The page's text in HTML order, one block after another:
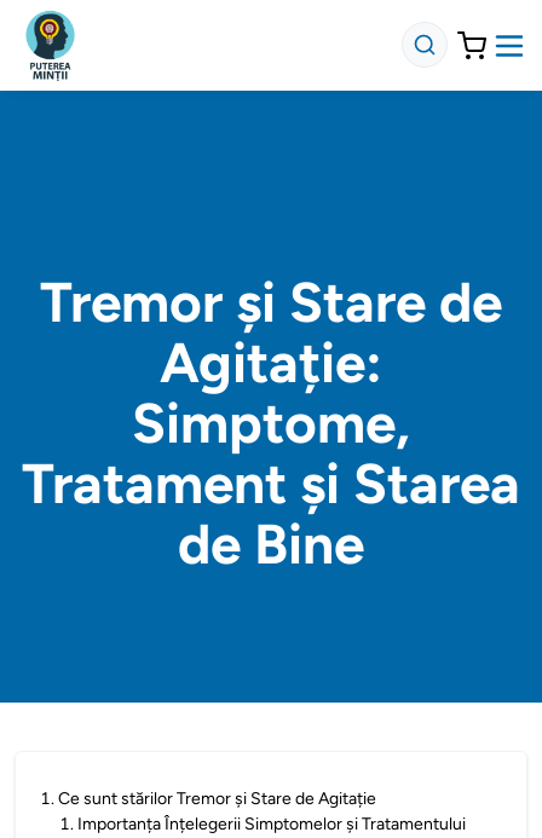
Tremor și Stare de
Agitație:
Simptome,
Tratament și Starea
de Bine
1.Ce sunt stărilor Tremor și Stare de Agitație
1. Importanța Înțelegerii Simptomelor și Tratamentului